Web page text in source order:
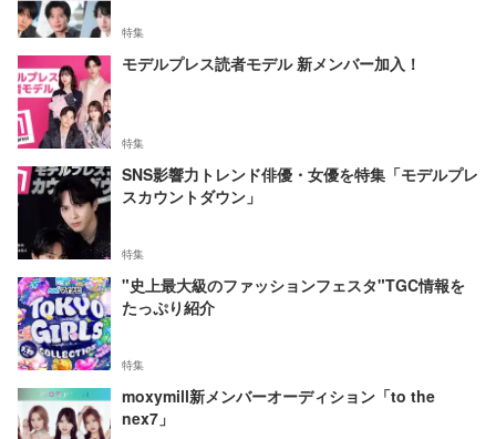
特集
モデルプレス読者モデル 新メンバー加入！
特集
SNS影響力トレンド俳優・女優を特集「モデルプレ
スカウントダウン」
特集
"史上最大級のファッションフェスタ"TGC情報を
たっぷり紹介
特集
moxymill新メンバーオーディション「to the
nex7」